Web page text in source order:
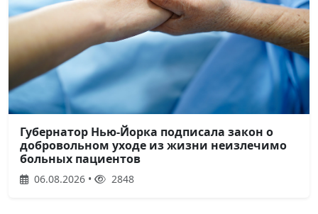
Губернатор Нью-Йорка подписала закон о
добровольном уходе из жизни неизлечимо
больных пациентов
06.08.2026 • 2848